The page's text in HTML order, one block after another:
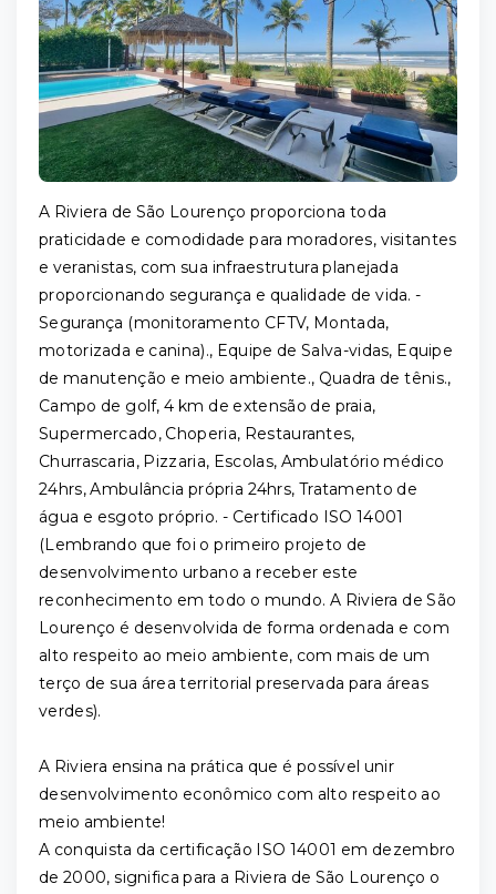
A Riviera de São Lourenço proporciona toda
praticidade e comodidade para moradores, visitantes
e veranistas, com sua infraestrutura planejada
proporcionando segurança e qualidade de vida. -
Segurança (monitoramento CFTV, Montada,
motorizada e canina)., Equipe de Salva-vidas, Equipe
de manutenção e meio ambiente., Quadra de tênis.,
Campo de golf, 4 km de extensão de praia,
Supermercado, Choperia, Restaurantes,
Churrascaria, Pizzaria, Escolas, Ambulatório médico
24hrs, Ambulância própria 24hrs, Tratamento de
água e esgoto próprio. - Certificado ISO 14001
(Lembrando que foi o primeiro projeto de
desenvolvimento urbano a receber este
reconhecimento em todo o mundo. A Riviera de São
Lourenço é desenvolvida de forma ordenada e com
alto respeito ao meio ambiente, com mais de um
terço de sua área territorial preservada para áreas
verdes).
A Riviera ensina na prática que é possível unir
desenvolvimento econômico com alto respeito ao
meio ambiente!
A conquista da certificação ISO 14001 em dezembro
de 2000, significa para a Riviera de São Lourenço o